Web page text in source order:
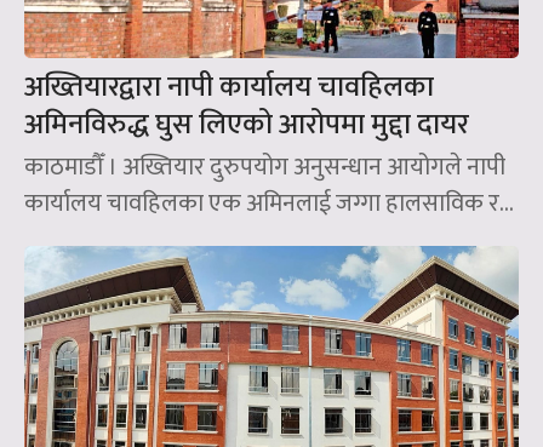
अख्तियारद्वारा नापी कार्यालय चावहिलका
अमिनविरुद्ध घुस लिएको आरोपमा मुद्दा दायर
काठमाडौँ । अख्तियार दुरुपयोग अनुसन्धान आयोगले नापी
कार्यालय चावहिलका एक अमिनलाई जग्गा हालसाविक र...